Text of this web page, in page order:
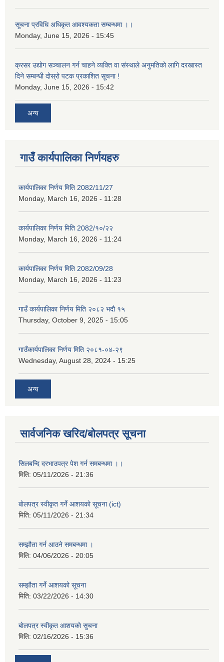
सूचना प्रविधि अधिकृत आवश्यकता सम्बन्धमा ।।
Monday, June 15, 2026 - 15:45
क्रसर उद्योग सञ्चालन गर्न चाहने व्यक्ति वा संस्थाले अनुमतिको लागि दरखास्त
दिने सम्बन्धी दोस्रो पटक प्रकाशित सूचना !
Monday, June 15, 2026 - 15:42
अन्य
गाउँ कार्यपालिका निर्णयहरु
कार्यपालिका निर्णय मिति 2082/11/27
Monday, March 16, 2026 - 11:28
कार्यपालिका निर्णय मिति 2082/१०/२२
Monday, March 16, 2026 - 11:24
कार्यपालिका निर्णय मिति 2082/09/28
Monday, March 16, 2026 - 11:23
गाउँ कार्यपालिका निर्णय मिति २०८२ भदौ १५
Thursday, October 9, 2025 - 15:05
गाउँकार्यपालिका निर्णय मिति २०८१-०४-२९
Wednesday, August 28, 2024 - 15:25
अन्य
सार्वजनिक खरिद/बोलपत्र सूचना
सिलबन्दि दरभाउपत्र पेश गर्न समबन्धमा ।।
मिति: 05/11/2026 - 21:36
बाेलपत्र स्वीकृत गर्ने आशयकाे सूचना (ict)
मिति: 05/11/2026 - 21:34
सम्झौता गर्न आउने समबन्धमा ।
मिति: 04/06/2026 - 20:05
सम्झौता गर्ने आशयको सूचना
मिति: 03/22/2026 - 14:30
बाेलपत्र स्वीकृत आशयकाे सुचना
मिति: 02/16/2026 - 15:36